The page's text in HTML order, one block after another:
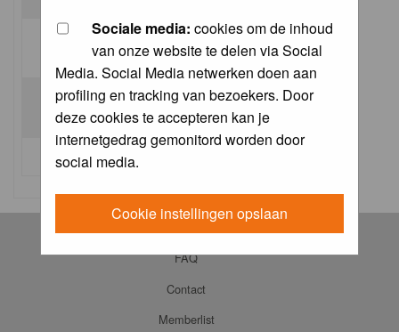
Sociale media: cookies om de inhoud
van onze website te delen via Social
Media. Social Media netwerken doen aan
profiling en tracking van bezoekers. Door
deze cookies te accepteren kan je
internetgedrag gemonitord worden door
social media.
Cookie instellingen opslaan
Log me on automatically each visit:
I forgot my password
FAQ
Contact
Memberlist